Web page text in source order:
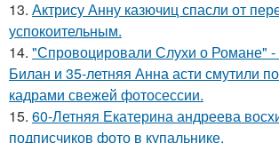
13. Актрису Анну казючиц спасли от
успокоительным.
14. "Спровоцировали Слухи о Романе"
Билан и 35-летняя Анна асти смутили
кадрами свежей фотосессии.
15. 60-Летняя Екатерина андреева
подписчиков фото в купальнике.